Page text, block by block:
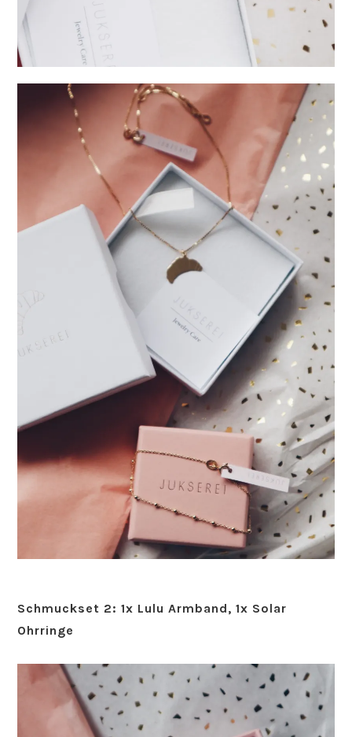
Schmuckset 2: 1x Lulu Armband, 1x Solar
Ohrringe